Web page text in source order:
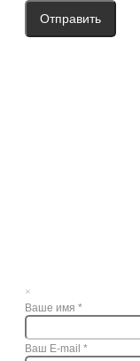
Отправить
×
Ваше имя *
Ваш E-mail *